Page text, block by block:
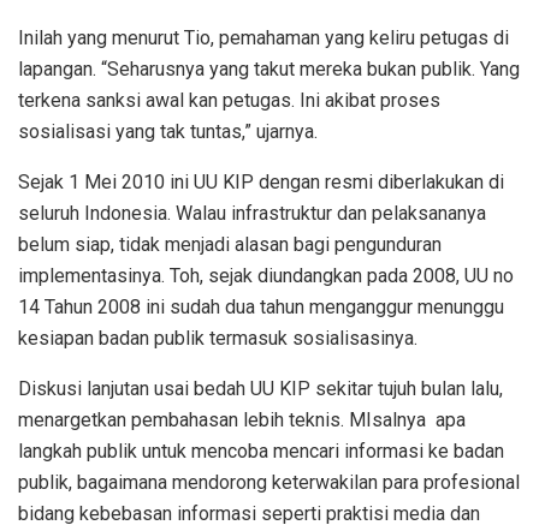
Inilah yang menurut Tio, pemahaman yang keliru petugas di
lapangan. “Seharusnya yang takut mereka bukan publik. Yang
terkena sanksi awal kan petugas. Ini akibat proses
sosialisasi yang tak tuntas,” ujarnya.
Sejak 1 Mei 2010 ini UU KIP dengan resmi diberlakukan di
seluruh Indonesia. Walau infrastruktur dan pelaksananya
belum siap, tidak menjadi alasan bagi pengunduran
implementasinya. Toh, sejak diundangkan pada 2008, UU no
14 Tahun 2008 ini sudah dua tahun menganggur menunggu
kesiapan badan publik termasuk sosialisasinya.
Diskusi lanjutan usai bedah UU KIP sekitar tujuh bulan lalu,
menargetkan pembahasan lebih teknis. MIsalnya apa
langkah publik untuk mencoba mencari informasi ke badan
publik, bagaimana mendorong keterwakilan para profesional
bidang kebebasan informasi seperti praktisi media dan